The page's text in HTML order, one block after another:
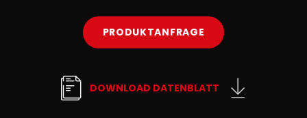
PRODUKTANFRAGE
DOWNLOAD DATENBLATT